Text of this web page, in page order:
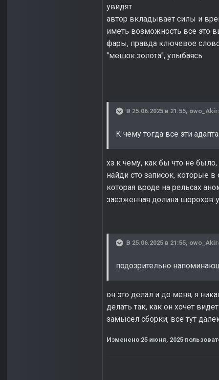
увидят
автор вкладывает силы и
иметь возможность все это
фары, правда ключевое слово
"мешок золота", улыбаясь
В 25.06.2025 в 21:55,
К чему тогда все эти
хз к чему, как бы что не
найди сто записок, которые
которая вроде на рельсах
заезженная долина шорохов
В 25.06.2025 в 21:55,
подозрительно
он это делал и до меня, я
делать так, как он хочет
замысел сборки, все тут
Изменено 25 июня, 2025